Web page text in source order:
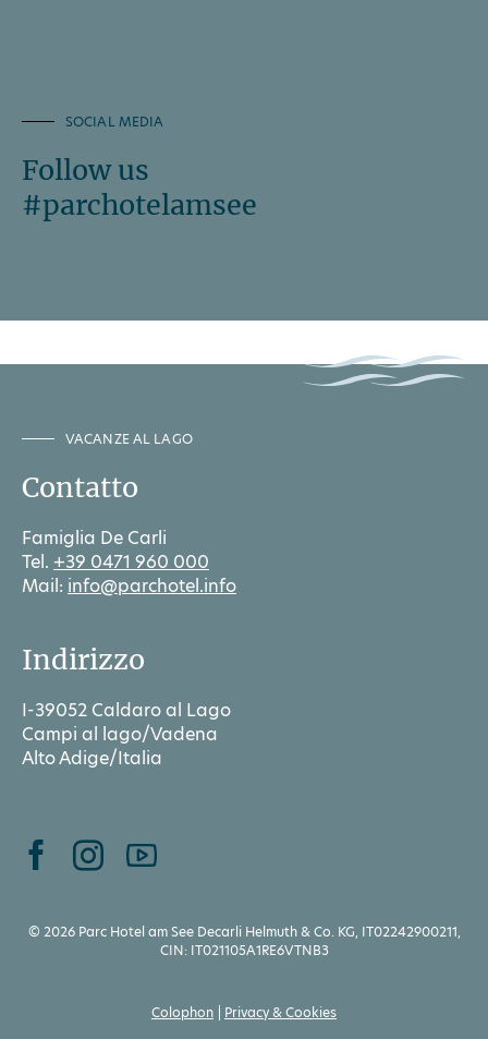
SOCIAL MEDIA
Follow us
#parchotelamsee
VACANZE AL LAGO
Contatto
Famiglia De Carli
Tel. +39 0471 960 000
Mail: info@parchotel.info
Indirizzo
I-39052 Caldaro al Lago
Campi al lago/Vadena
Alto Adige/Italia
© 2026 Parc Hotel am See Decarli Helmuth & Co. KG, IT02242900211,
CIN: IT021105A1RE6VTNB3
Colophon Privacy & Cookies